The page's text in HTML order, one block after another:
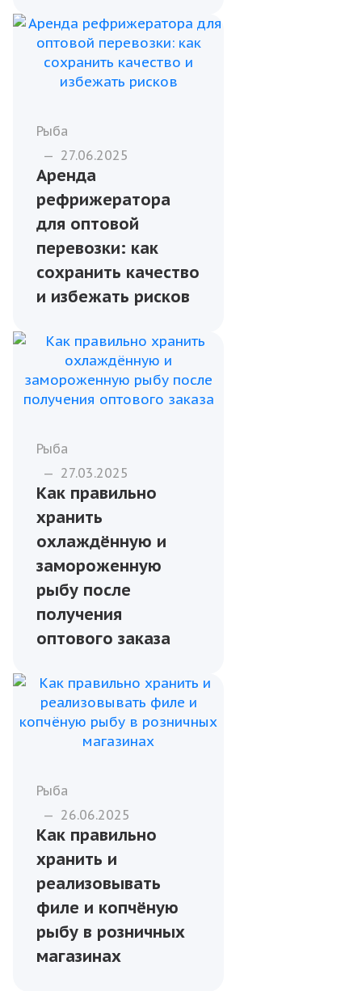
начать
сотрудничество
Рыба
— 27.06.2025
Технологии и
оборудование для
профессионального
филетирования
рыбы
— 27.06.2025
Аренда
рефрижератора
для оптовой
перевозки: как
сохранить качество
и избежать рисков
Как правильно
хранить
охлаждённую и
замороженную
рыбу после
получения
оптового заказа